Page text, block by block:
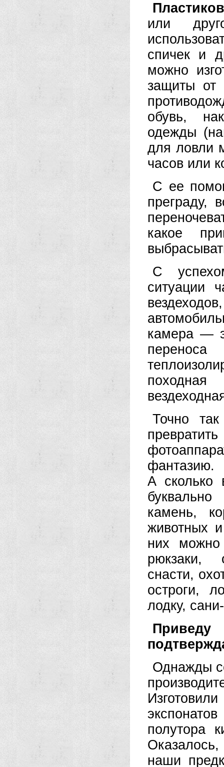
или
спичек и
можно
защиты от
обувь,
одежды
для ловли
часов или
С ее
преграду,
какое
С
ситуации
камера —
Точно
фантазию.
А сколько
камень,
животных
них можно
рюкзаки,
снасти,
остроги,
лодку,
Приведу
Однажды
полутора
наши